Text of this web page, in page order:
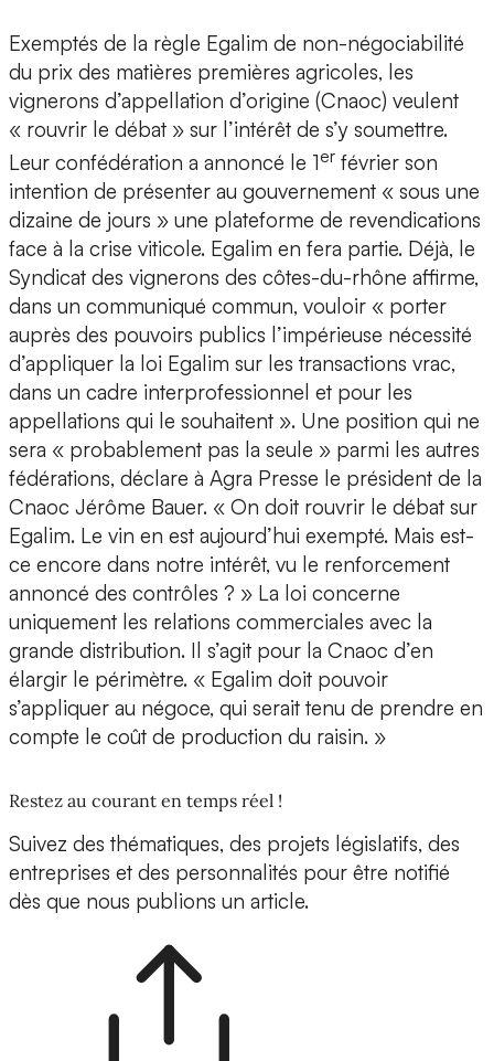
Exemptés de la règle Egalim de non-négociabilité
du prix des matières premières agricoles, les
vignerons d’appellation d’origine (Cnaoc) veulent
« rouvrir le débat » sur l’intérêt de s’y soumettre.
Leur confédération a annoncé le 1er février son
intention de présenter au gouvernement « sous une
dizaine de jours » une plateforme de revendications
face à la crise viticole. Egalim en fera partie. Déjà, le
Syndicat des vignerons des côtes-du-rhône affirme,
dans un communiqué commun, vouloir « porter
auprès des pouvoirs publics l’impérieuse nécessité
d’appliquer la loi Egalim sur les transactions vrac,
dans un cadre interprofessionnel et pour les
appellations qui le souhaitent ». Une position qui ne
sera « probablement pas la seule » parmi les autres
fédérations, déclare à Agra Presse le président de la
Cnaoc Jérôme Bauer. « On doit rouvrir le débat sur
Egalim. Le vin en est aujourd’hui exempté. Mais est-
ce encore dans notre intérêt, vu le renforcement
annoncé des contrôles ? » La loi concerne
uniquement les relations commerciales avec la
grande distribution. Il s’agit pour la Cnaoc d’en
élargir le périmètre. « Egalim doit pouvoir
s’appliquer au négoce, qui serait tenu de prendre en
compte le coût de production du raisin. »
Restez au courant en temps réel !
Suivez des thématiques, des projets législatifs, des
entreprises et des personnalités pour être notifié
dès que nous publions un article.